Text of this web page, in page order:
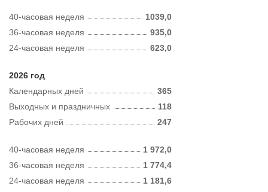
40-часовая неделя
1039,0
36-часовая неделя
935,0
24-часовая неделя
623,0
2026 год
Календарных дней
365
Рабочих дней 247
Выходных и праздничных 118
40-часовая неделя
1 972,0
36-часовая неделя
1 774,4
24-часовая неделя
1 181,6